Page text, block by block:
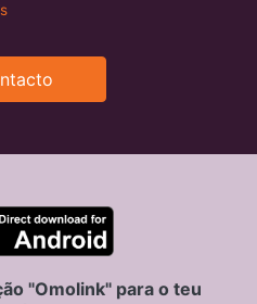
"Omolink" para o teu